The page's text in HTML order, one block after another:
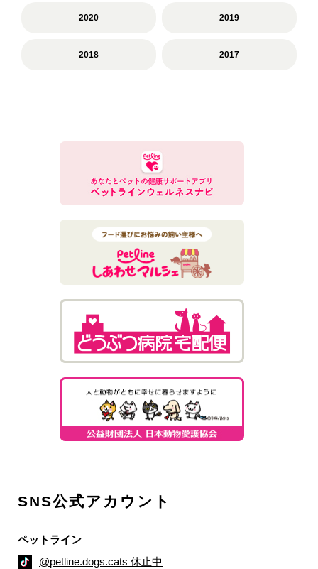
2020 2019
2018 2017
SNS公式アカウント
ペットライン
@petline.dogs.cats 休止中